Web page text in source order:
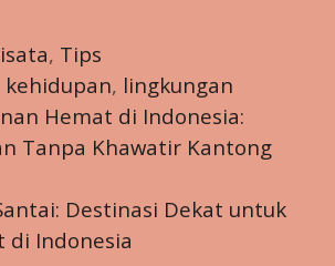
, Tips
kehidupan, lingkungan
Hemat di Indonesia:
Tanpa Khawatir Kantong
Destinasi Dekat untuk
di Indonesia